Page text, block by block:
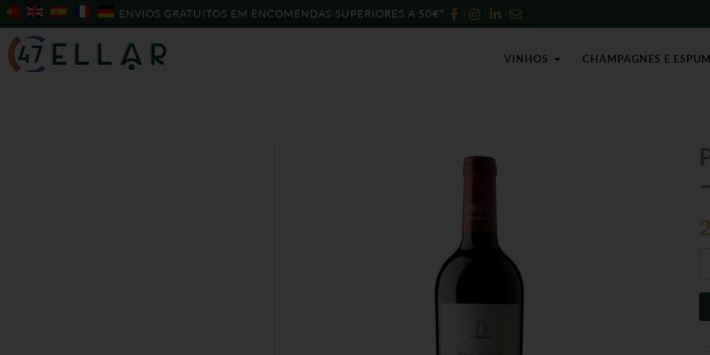
Skip
to
content
ENVIOS GRATUITOS EM ENCOMENDAS SUPERIORES A 50€*
VINHOS Open Vinhos
CHAMPAGNES E
de